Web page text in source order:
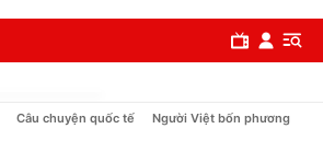
Câu chuyện quốc tế Người Việt bốn phương